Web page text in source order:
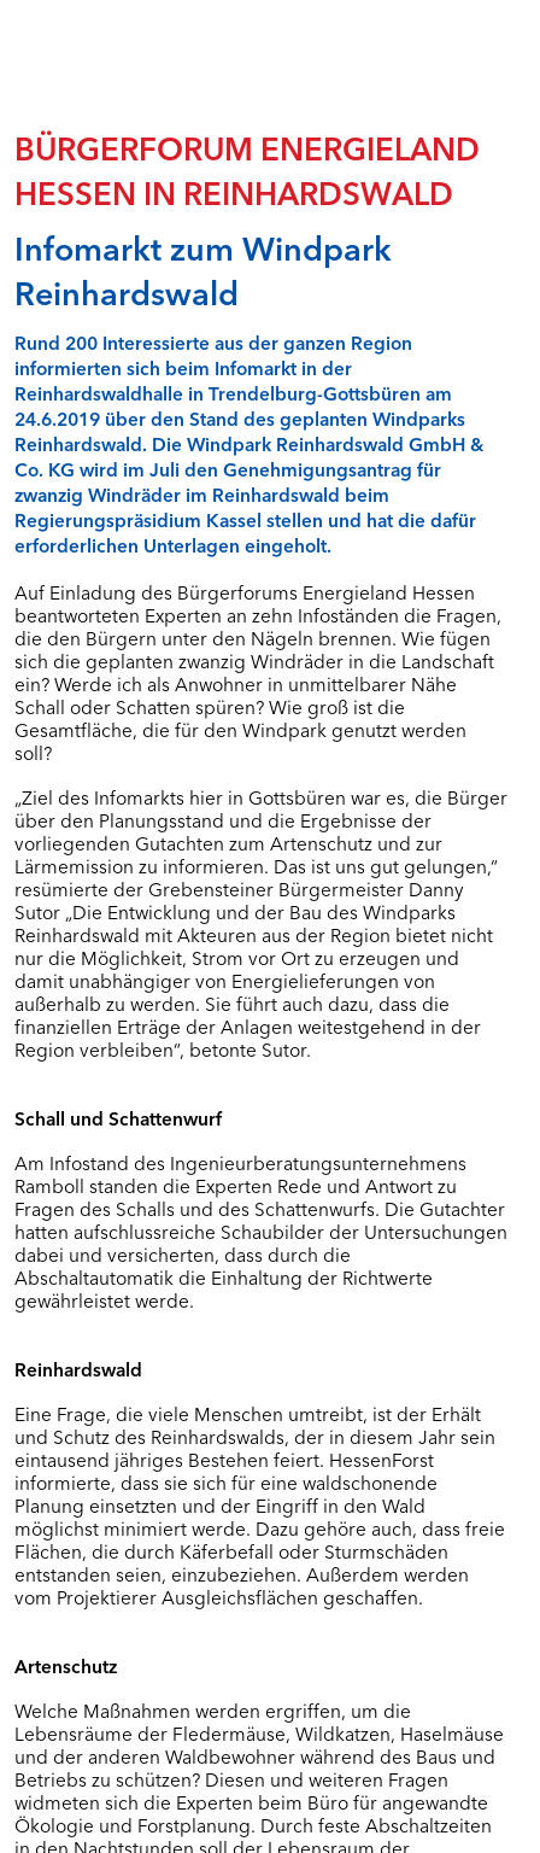
Speicher in der Energiewende II - Faktencheck
Stabilität durch Flexibilität - Faktencheck
Überwachung von Windenergieanlagen in Hessen
Wasserkraft - Faktencheck
Windenergie und Landschaftsbild - Faktencheck
Windenergieflächen steuern
Windenergie und Tourismus - Faktencheck
Faktencheck Wärmewende
Steuerlicher Querverbund bei hessischen Kommunen -
Online-Seminar
BÜRGERFOREN IN NORDHESSEN (RP KASSEL)
Alheim
Bad Zwesten
Dankerode
Grebenstein
Kalbach
Ottrau
Schrecksbach
Willingshausen
GIESSEN)
Dornburg
Fernwald/Buseck/Gießen
Visualisierung
Langgöns
Marburg
Schöffengrund
Wettenberg
DARMSTADT)
Eltville am Rhein
Freigericht
Grävenwiesbach
Groß-Umstadt
Heidenrod
Kiedrich
Schaafheim
Steinau an der Straße
Waldems
Weilrod
Winterstein-Kommunen
WEITERE KOMMUNEN
BÜRGERFORUM ENERGIELAND
HESSEN IN REINHARDSWALD
Infomarkt zum Windpark
Reinhardswald
Rund 200 Interessierte aus der ganzen Region
informierten sich beim Infomarkt in der
Reinhardswaldhalle in Trendelburg-Gottsbüren am
24.6.2019 über den Stand des geplanten Windparks
Reinhardswald. Die Windpark Reinhardswald GmbH &
Co. KG wird im Juli den Genehmigungsantrag für
zwanzig Windräder im Reinhardswald beim
Regierungspräsidium Kassel stellen und hat die dafür
erforderlichen Unterlagen eingeholt.
Auf Einladung des Bürgerforums Energieland Hessen
beantworteten Experten an zehn Infoständen die Fragen,
die den Bürgern unter den Nägeln brennen. Wie fügen
sich die geplanten zwanzig Windräder in die Landschaft
ein? Werde ich als Anwohner in unmittelbarer Nähe
Schall oder Schatten spüren? Wie groß ist die
Gesamtfläche, die für den Windpark genutzt werden
soll?
„Ziel des Infomarkts hier in Gottsbüren war es, die Bürger
über den Planungsstand und die Ergebnisse der
vorliegenden Gutachten zum Artenschutz und zur
Lärmemission zu informieren. Das ist uns gut gelungen,“
resümierte der Grebensteiner Bürgermeister Danny
Sutor „Die Entwicklung und der Bau des Windparks
Reinhardswald mit Akteuren aus der Region bietet nicht
nur die Möglichkeit, Strom vor Ort zu erzeugen und
damit unabhängiger von Energielieferungen von
außerhalb zu werden. Sie führt auch dazu, dass die
finanziellen Erträge der Anlagen weitestgehend in der
Region verbleiben“, betonte Sutor.
Schall und Schattenwurf
Am Infostand des Ingenieurberatungsunternehmens
Ramboll standen die Experten Rede und Antwort zu
Fragen des Schalls und des Schattenwurfs. Die Gutachter
hatten aufschlussreiche Schaubilder der Untersuchungen
dabei und versicherten, dass durch die
Abschaltautomatik die Einhaltung der Richtwerte
gewährleistet werde.
Reinhardswald
Eine Frage, die viele Menschen umtreibt, ist der Erhält
und Schutz des Reinhardswalds, der in diesem Jahr sein
eintausend jähriges Bestehen feiert. HessenForst
informierte, dass sie sich für eine waldschonende
Planung einsetzten und der Eingriff in den Wald
möglichst minimiert werde. Dazu gehöre auch, dass freie
Flächen, die durch Käferbefall oder Sturmschäden
entstanden seien, einzubeziehen. Außerdem werden
vom Projektierer Ausgleichsflächen geschaffen.
Artenschutz
Welche Maßnahmen werden ergriffen, um die
Lebensräume der Fledermäuse, Wildkatzen, Haselmäuse
und der anderen Waldbewohner während des Baus und
Betriebs zu schützen? Diesen und weiteren Fragen
widmeten sich die Experten beim Büro für angewandte
Ökologie und Forstplanung. Durch feste Abschaltzeiten
in den Nachtstunden soll der Lebensraum der